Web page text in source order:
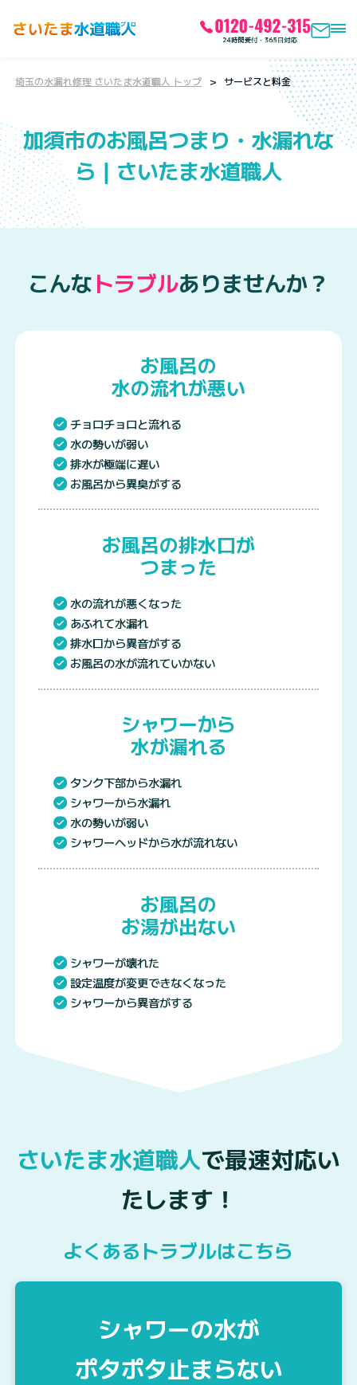
埼玉の水漏れ修理 さいたま水道職人 トップ サービスと料金
加須市のお風呂つまり・水漏れな
ら｜さいたま水道職人
こんなトラブルありませんか？
お風呂の
水の流れが悪い
チョロチョロと流れる
水の勢いが弱い
排水が極端に遅い
お風呂から異臭がする
お風呂の排水口が
つまった
水の流れが悪くなった
あふれて水漏れ
排水口から異音がする
お風呂の水が流れていかない
シャワーから
水が漏れる
タンク下部から水漏れ
シャワーから水漏れ
水の勢いが弱い
シャワーヘッドから水が流れない
お風呂の
お湯が出ない
シャワーが壊れた
設定温度が変更できなくなった
シャワーから異音がする
さいたま水道職人で最速対応い
たします！
よくあるトラブルはこちら
シャワーの水が
ポタポタ止まらない